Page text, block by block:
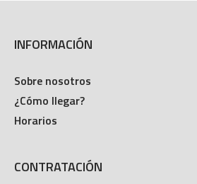
INFORMACIÓN
Sobre nosotros
¿Cómo llegar?
Horarios
CONTRATACIÓN